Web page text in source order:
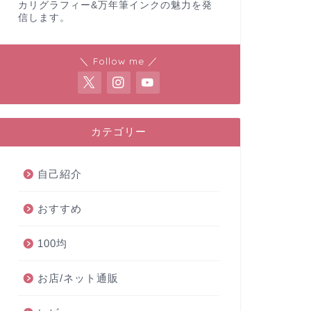
カリグラフィー&万年筆インクの魅力を発
信します。
＼ Follow me ／
カテゴリー
自己紹介
おすすめ
100均
お店/ネット通販